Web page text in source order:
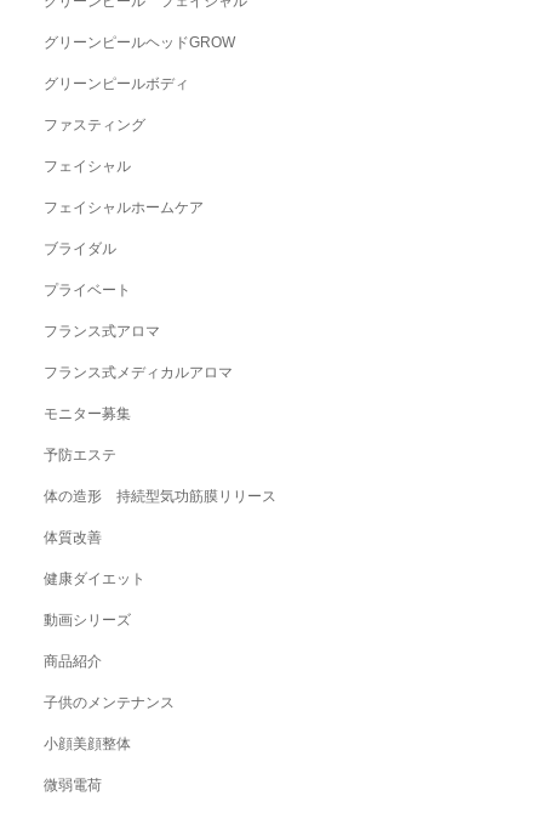
グリーンピールヘッドGROW
グリーンピールボディ
ファスティング
フェイシャル
フェイシャルホームケア
ブライダル
プライベート
フランス式アロマ
フランス式メディカルアロマ
モニター募集
予防エステ
体の造形 持続型気功筋膜リリース
体質改善
健康ダイエット
動画シリーズ
商品紹介
子供のメンテナンス
小顔美顔整体
微弱電荷